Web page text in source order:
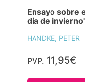
Ensayo sobre
día de
HANDKE, PETER
PVP. 11,95€